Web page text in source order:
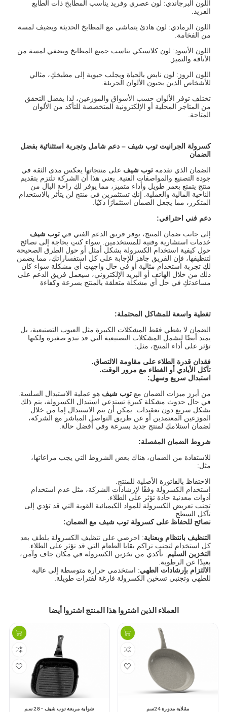
اللون البرجاندي: لون عصري وفريد يناسب المطابخ ذات الطابع
الفريد.
اللون الرمادي: لون هادئ يتماشى مع المطابخ الحديثة ويضيف لمسة
من الفخامة.
اللون الأسود: لون كلاسيكي يناسب جميع المطابخ ويضفي لمسة من
الأناقة والتميز.
اللون الروز: لون نابض بالحياة ويجلب حيوية إلى مطبخكِ، مثالي
للأشخاص الذين يحبون الألوان الجريئة.
تختلف توفر الألوان حسب الأسواق والموزعين، لذا يفضل التحقق
من المتاجر المحلية أو الإلكترونية المتخصصة للتأكد من الألوان
المتاحة.
كسرولة الجرانيت توب شيف–دعم شامل وتجربة استثنائية بفضل
الضمان
الضمان الذي تقدمهتوب شيف على منتجاتها يعكس مدى الثقة في
جودة التصنيع والمواصفات الفنية. يعني هذا أن الشركة تلتزم بتقديم
منتج يتمتع بعمر طويل وأداء متميز، مما يوفر لكِ راحة البال من
الناحية المالية والعملية. إنكِ تستثمرين في منتج لن يتأثر بالاستخدام
المتكرر، مما يجعل الضمان استثمارًا ذكيًا.
دعم فني احترافي:
إلى جانب ضمان المنتج، يوفر فريق الدعم الفني فيتوب شيف
خدمات استشارية وفنية للمستخدمين. سواء كنتِ بحاجة إلى نصائح
حول كيفية استخدام الكسرولة بشكل أمثل أو حول الطرق الصحيحة
لتنظيفها، فإن الفريق جاهز للإجابة على كل استفساراتكِ، مما يضمن
لكِ تجربة استخدام مثالية او في حال واجهتِ أي مشكلة سواء كان
ذلك من خلال الهاتف أو البريد الإلكتروني، سيعمل فريق الدعم على
مساعدتكِ في حل أي مشكلة متعلقة بالمنتج بسرعة وكفاءة
تغطية واسعة للمشاكل المحتملة:
الضمان لا يغطي فقط المشكلات الكبيرة مثل العيوب التصنيعية، بل
يمتد أيضًا ليشمل المشكلات التصنيعية التي قد تبدو صغيرة ولكنها
تؤثر على أداء المنتج، مثل:
فقدان قدرة الطلاء على مقاومة الالتصاق.
تآكل الأيادي أو الغطاء مع مرور الوقت.
استبدال سريع وسهل:
من أبرز ميزات الضمان معتوب شيف هو عملية الاستبدال السلسة.
في حال حدوث مشكلة كبيرة تستدعي استبدال الكسرولة، يتم ذلك
بشكل سريع دون تعقيدات. يمكن أن يتم الاستبدال إما من خلال
الموزعين المعتمدين أو عن طريق التواصل المباشر مع الشركة،
لضمان استلامكِ لمنتج جديد بسرعة وفي أفضل حالة.
شروط الضمان المفصلة:
للاستفادة من الضمان، هناك بعض الشروط التي يجب مراعاتها،
مثل:
الاحتفاظ بالفاتورة الأصلية للمنتج.
استخدام الكسرولة وفقًا لإرشادات الشركة، مثل عدم استخدام
أدوات معدنية حادة تؤثر على الطلاء.
تجنب تعريض الكسرولة للمواد الكيميائية القوية التي قد تؤدي إلى
تآكل السطح.
نصائح للحفاظ على كسرولة توب شيف مع الضمان:
التنظيف بانتظام وبعناية: احرصي على تنظيف الكسرولة بلطف بعد
كل استخدام لتجنب تراكم بقايا الطعام التي قد تؤثر على الطلاء.
التخزين السليم: تأكدي من تخزين الكسرولة في مكان جاف وآمن،
بعيدًا عن الرطوبة.
الالتزام بإرشادات الطهي: استخدمي حرارة متوسطة إلى عالية
للطهي وتجنبي تسخين الكسرولة فارغة لفترات طويلة.
العملاء الذين اشتروا هذا المنتج اشتروا أيضا
مقلاية مدورة 24سم شواية مربعة توب شيف - 28 سم